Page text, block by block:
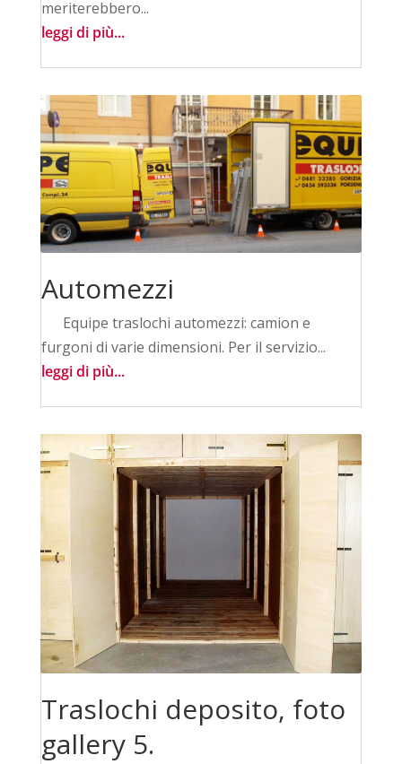
meriterebbero...
leggi di più...
Automezzi
Equipe traslochi automezzi: camion e
furgoni di varie dimensioni. Per il servizio...
leggi di più...
Traslochi deposito, foto
gallery 5.